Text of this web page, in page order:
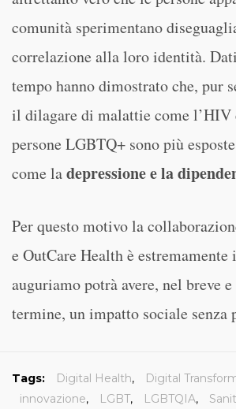
comunità sperimentano
correlazione alla loro identità.
tempo hanno dimostrato che, pur
il dilagare di malattie come l’HIV
persone LGBTQ+ sono più
come ladepressione e la
Per questo motivo la
e OutCare Health è
auguriamo potrà avere, nel breve
termine, un impatto sociale senza
Tags: Digital Health, Digital
innovazione, LGBT, LGBTQIA,